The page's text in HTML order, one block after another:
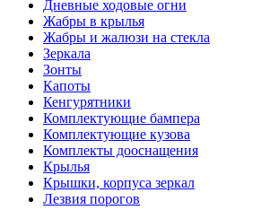
Дневные ходовые огни
Жабры в крылья
Жабры и жалюзи на стекла
Зеркала
Зонты
Капоты
Кенгурятники
Комплектующие бампера
Комплектующие кузова
Комплекты дооснащения
Крылья
Крышки, корпуса зеркал
Лезвия порогов